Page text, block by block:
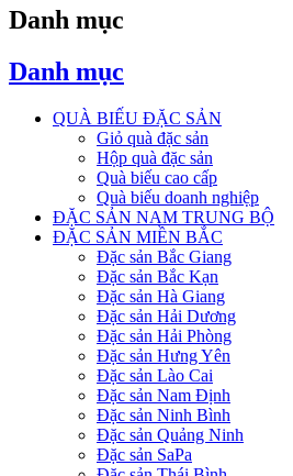
Danh mục
Danh mục
QUÀ BIẾU ĐẶC SẢN
Giỏ quà đặc sản
Hộp quà đặc sản
Quà biếu cao cấp
Quà biếu doanh nghiệp
ĐẶC SẢN NAM TRUNG BỘ
ĐẶC SẢN MIỀN BẮC
Đặc sản Bắc Giang
Đặc sản Bắc Kạn
Đặc sản Hà Giang
Đặc sản Hải Dương
Đặc sản Hải Phòng
Đặc sản Hưng Yên
Đặc sản Lào Cai
Đặc sản Nam Định
Đặc sản Ninh Bình
Đặc sản Quảng Ninh
Đặc sản SaPa